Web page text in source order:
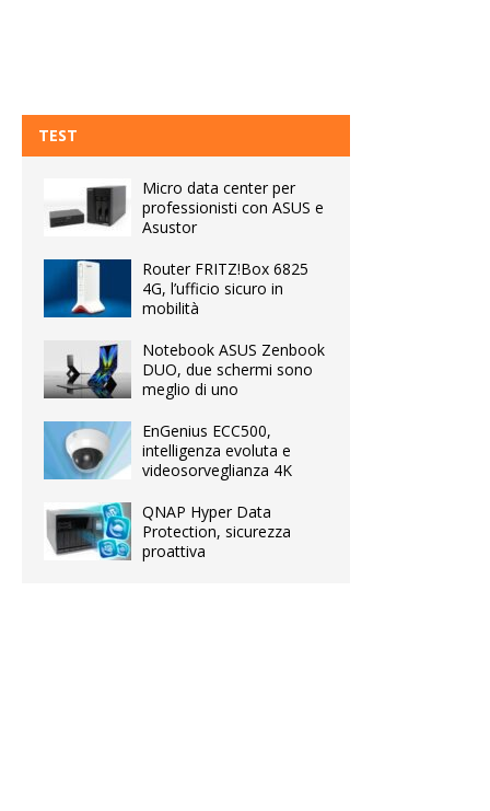
TEST
Micro data center per
professionisti con ASUS e
Asustor
Router FRITZ!Box 6825
4G, l’ufficio sicuro in
mobilità
Notebook ASUS Zenbook
DUO, due schermi sono
meglio di uno
EnGenius ECC500,
intelligenza evoluta e
videosorveglianza 4K
QNAP Hyper Data
Protection, sicurezza
proattiva